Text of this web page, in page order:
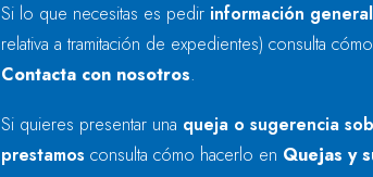
Si lo que necesitas es pedir información
relativa a tramitación de expedientes) consulta
Contacta con nosotros.
Si quieres presentar una queja o sugerencia
prestamos consulta cómo hacerlo en Quejas y